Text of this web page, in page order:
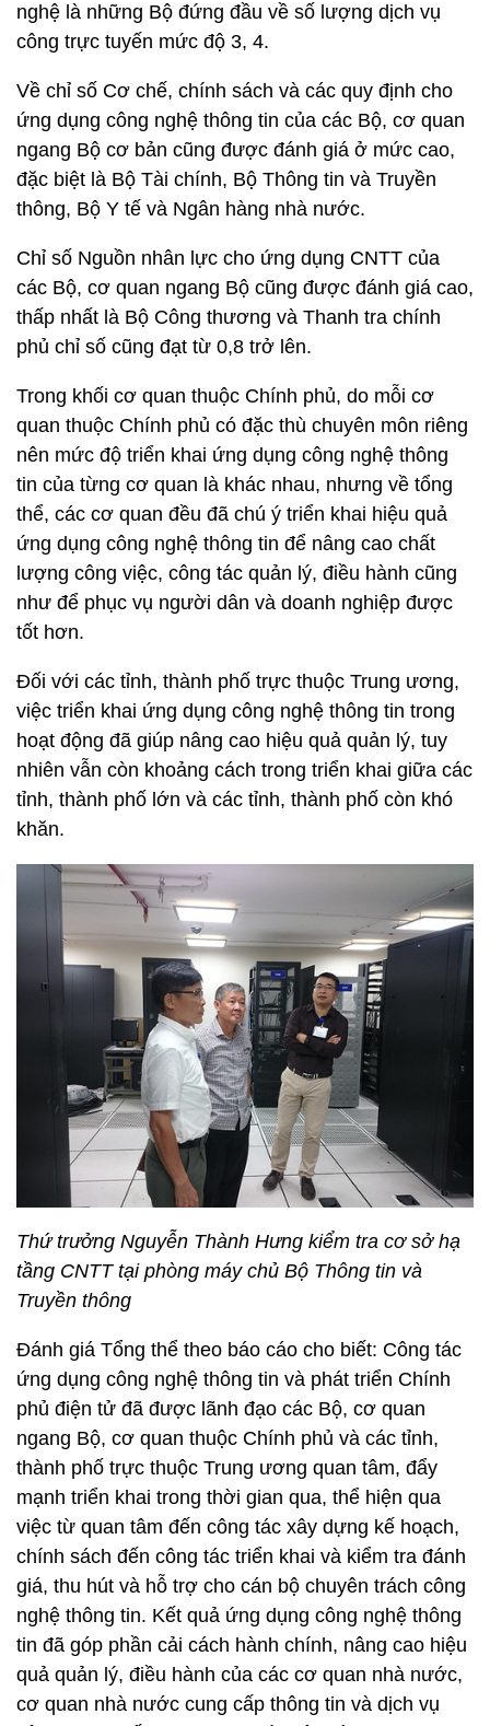
nghệ là những Bộ đứng đầu về số lượng dịch vụ
công trực tuyến mức độ 3, 4.
Về chỉ số Cơ chế, chính sách và các quy định cho
ứng dụng công nghệ thông tin của các Bộ, cơ quan
ngang Bộ cơ bản cũng được đánh giá ở mức cao,
đặc biệt là Bộ Tài chính, Bộ Thông tin và Truyền
thông, Bộ Y tế và Ngân hàng nhà nước.
Chỉ số Nguồn nhân lực cho ứng dụng CNTT của
các Bộ, cơ quan ngang Bộ cũng được đánh giá cao,
thấp nhất là Bộ Công thương và Thanh tra chính
phủ chỉ số cũng đạt từ 0,8 trở lên.
Trong khối cơ quan thuộc Chính phủ, do mỗi cơ
quan thuộc Chính phủ có đặc thù chuyên môn riêng
nên mức độ triển khai ứng dụng công nghệ thông
tin của từng cơ quan là khác nhau, nhưng về tổng
thể, các cơ quan đều đã chú ý triển khai hiệu quả
ứng dụng công nghệ thông tin để nâng cao chất
lượng công việc, công tác quản lý, điều hành cũng
như để phục vụ người dân và doanh nghiệp được
tốt hơn.
Đối với các tỉnh, thành phố trực thuộc Trung ương,
việc triển khai ứng dụng công nghệ thông tin trong
hoạt động đã giúp nâng cao hiệu quả quản lý, tuy
nhiên vẫn còn khoảng cách trong triển khai giữa các
tỉnh, thành phố lớn và các tỉnh, thành phố còn khó
khăn.
Thứ trưởng Nguyễn Thành Hưng kiểm tra cơ sở hạ
tầng CNTT tại phòng máy chủ Bộ Thông tin và
Truyền thông
Đánh giá Tổng thể theo báo cáo cho biết: Công tác
ứng dụng công nghệ thông tin và phát triển Chính
phủ điện tử đã được lãnh đạo các Bộ, cơ quan
ngang Bộ, cơ quan thuộc Chính phủ và các tỉnh,
thành phố trực thuộc Trung ương quan tâm, đẩy
mạnh triển khai trong thời gian qua, thể hiện qua
việc từ quan tâm đến công tác xây dựng kế hoạch,
chính sách đến công tác triển khai và kiểm tra đánh
giá, thu hút và hỗ trợ cho cán bộ chuyên trách công
nghệ thông tin. Kết quả ứng dụng công nghệ thông
tin đã góp phần cải cách hành chính, nâng cao hiệu
quả quản lý, điều hành của các cơ quan nhà nước,
cơ quan nhà nước cung cấp thông tin và dịch vụ